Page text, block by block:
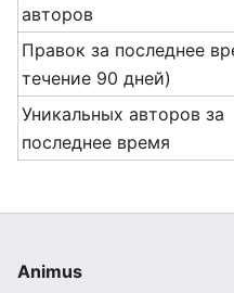
авторов
Правок за последнее
течение 90 дней)
Уникальных авторов за
последнее время
Animus